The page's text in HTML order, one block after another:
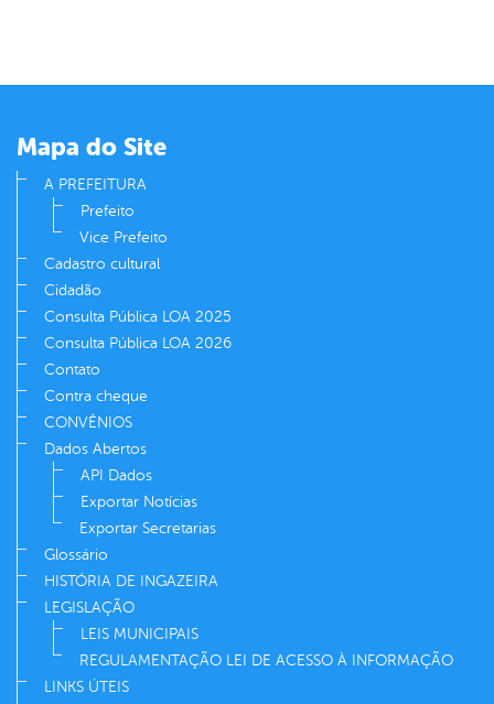
Mapa do Site
A PREFEITURA
Prefeito
Vice Prefeito
Cadastro cultural
Cidadão
Consulta Pública LOA 2025
Consulta Pública LOA 2026
Contato
Contra cheque
CONVÊNIOS
Dados Abertos
API Dados
Exportar Notícias
Exportar Secretarias
Glossário
HISTÓRIA DE INGAZEIRA
LEGISLAÇÃO
LEIS MUNICIPAIS
REGULAMENTAÇÃO LEI DE ACESSO À INFORMAÇÃO
LINKS ÚTEIS